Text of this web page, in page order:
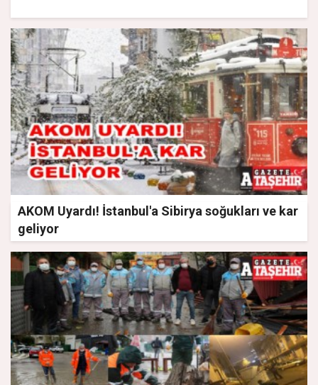
AKOM Uyardı! İstanbul'a Sibirya soğukları ve kar
geliyor